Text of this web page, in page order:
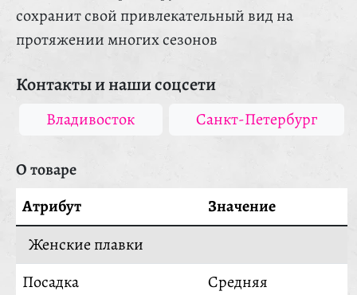
сохранит свой привлекательный вид на
протяжении многих сезонов
Контакты и наши соцсети
Владивосток Санкт-Петербург
О товаре
Атрибут
Значение
Женские плавки
Посадка
Средняя